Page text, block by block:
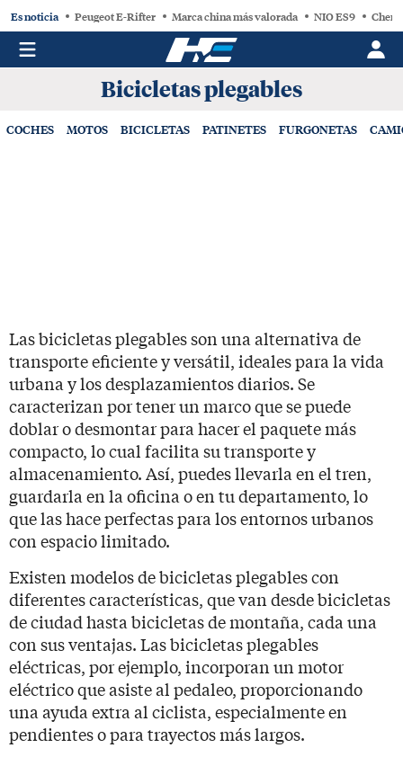
Es noticia Peugeot E-Rifter Marca china más valorada NIO ES9 Chery
Bicicletas plegables
COCHES MOTOS BICICLETAS PATINETES FURGONETAS
Las bicicletas plegables son una alternativa de
transporte eficiente y versátil, ideales para la vida
urbana y los desplazamientos diarios. Se
caracterizan por tener un marco que se puede
doblar o desmontar para hacer el paquete más
compacto, lo cual facilita su transporte y
almacenamiento. Así, puedes llevarla en el tren,
guardarla en la oficina o en tu departamento, lo
que las hace perfectas para los entornos urbanos
con espacio limitado.
Existen modelos de bicicletas plegables con
diferentes características, que van desde bicicletas
de ciudad hasta bicicletas de montaña, cada una
con sus ventajas. Las bicicletas plegables
eléctricas, por ejemplo, incorporan un motor
eléctrico que asiste al pedaleo, proporcionando
una ayuda extra al ciclista, especialmente en
pendientes o para trayectos más largos.